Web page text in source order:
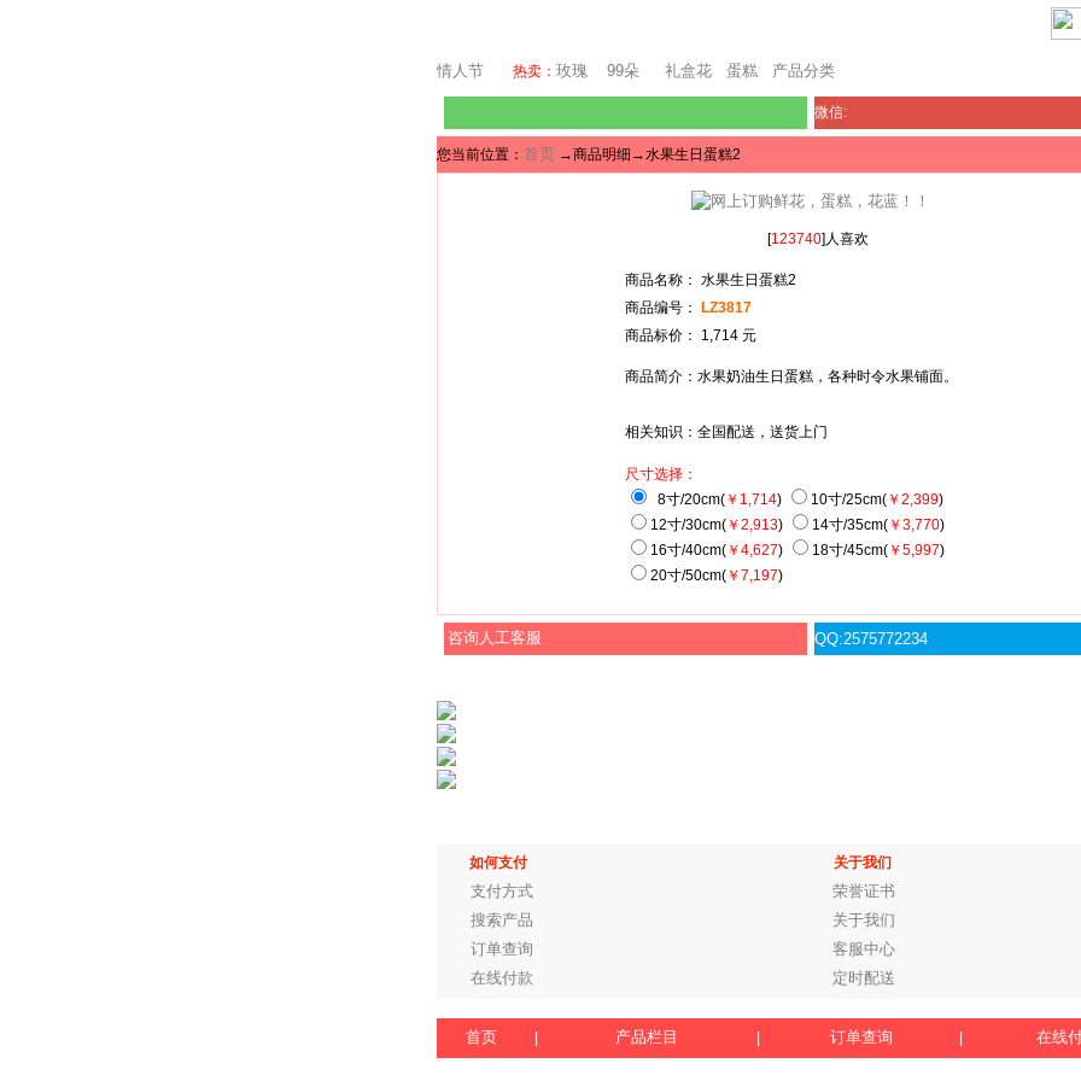
情人节 热卖： 玫瑰 99朵 礼盒花 蛋糕 产品分类
微信:
您当前位置： 首页 →商品明细→水果生日蛋糕2
[123740]人喜欢
商品名称： 水果生日蛋糕2
商品编号：
LZ3817
商品标价： 1,714 元
商品简介：水果奶油生日蛋糕，各种时令水果铺面。
相关知识：全国配送，送货上门
尺寸选择：
8寸/20cm( ￥1,714) 10寸/25cm( ￥2,399)
12寸/30cm( ￥2,913) 14寸/35cm( ￥3,770)
16寸/40cm( ￥4,627) 18寸/45cm( ￥5,997)
20寸/50cm( ￥7,197)
咨询人工客服 QQ:2575772234
如何支付 关于我们
支付方式
荣誉证书
搜索产品
关于我们
订单查询
客服中心
在线付款
定时配送
首页 产品栏目 订单查询 在线